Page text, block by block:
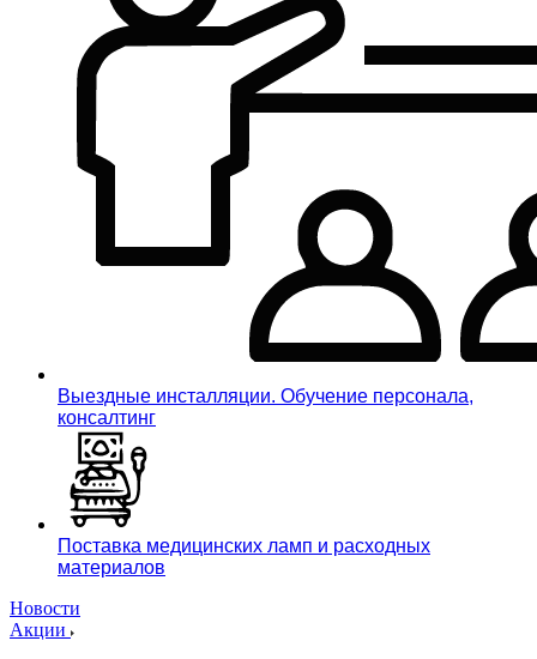
Выездные инсталляции. Обучение персонала,
консалтинг
Поставка медицинских ламп и расходных
материалов
Новости
Акции